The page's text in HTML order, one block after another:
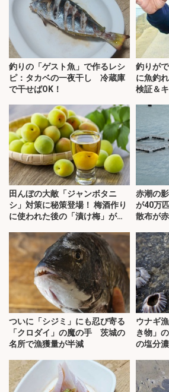
釣りの「ゲスト魚」で作るレシ
ピ：タカベの一夜干し 冷蔵庫
で干せばOK！
釣りが
に魚釣
検証＆
田んぼの大敵「ジャンボタニ
シ」対策に秘策登場！ 梅酒作り
に使われた後の「漬け梅」が効
赤潮の
が40万
散布が
ついに「シジミ」にも忍び寄る
「クロダイ」の魔の手 茨城の
名所で漁獲量が半減
ウナギ
き物」
の塩分